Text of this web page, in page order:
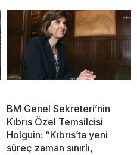
BM Genel Sekreteri’nin
Kıbrıs Özel Temsilcisi
Holguin: “Kıbrıs’ta yeni
süreç zaman sınırlı,